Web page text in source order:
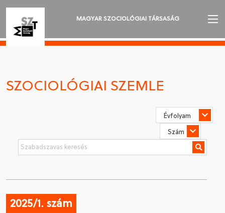
MAGYAR SZOCIOLÓGIAI TÁRSASÁG
SZOCIOLÓGIAI SZEMLE
SZOCIOLÓGIAI SZEMLE
2025/1. szám